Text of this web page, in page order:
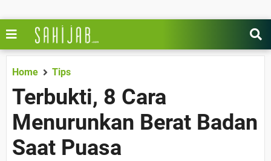
Home Tips
Terbukti, 8 Cara
Menurunkan Berat Badan
Saat Puasa